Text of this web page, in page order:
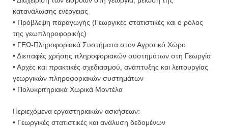
κατανάλωσης ενέργειας
• Πρόβλεψη παραγωγής (Γεωργικές στατιστικές και ο ρόλος
της γεωπληροφορικής)
• ΓΕΩ-Πληροφοριακά Συστήματα στον Αγροτικό Χώρο
• Διεπαφές χρήσης πληροφοριακών συστημάτων στη Γεωργία
• Αρχές και πρακτικές σχεδιασμού, ανάπτυξης και λειτουργίας
γεωργικών πληροφοριακών συστημάτων
• Πολυκριτηριακά Χωρικά Μοντέλα
Περιεχόμενα εργαστηριακών ασκήσεων:
• Γεωργικές στατιστικές και ανάλυση δεδομένων